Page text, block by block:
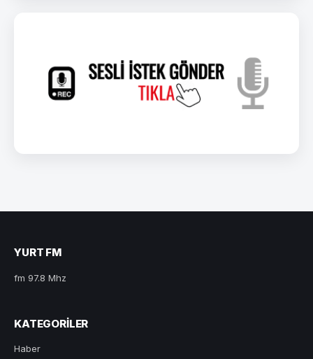
YURT FM
fm 97.8 Mhz
KATEGORILER
Haber